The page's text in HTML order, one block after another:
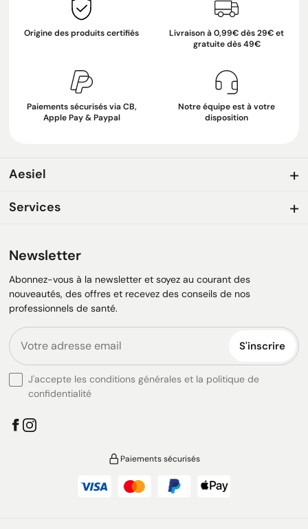
Origine des produits certifiés
Livraison à 0,99€ dès 29€ et
gratuite dès 49€
Paiements sécurisés via CB,
Apple Pay & Paypal
Notre équipe est à votre
disposition
Aesiel
Services
Newsletter
Abonnez-vous à la newsletter et soyez au courant des
nouveautés, des offres et recevez des conseils de nos
professionnels de santé.
S'inscrire
J'accepte les conditions générales et la politique de
confidentialité
Paiements sécurisés